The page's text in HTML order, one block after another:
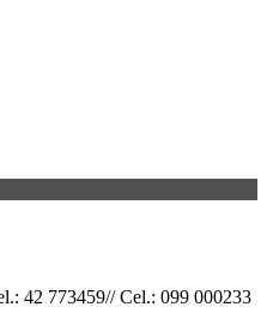
42 773459// Cel.: 099 000233